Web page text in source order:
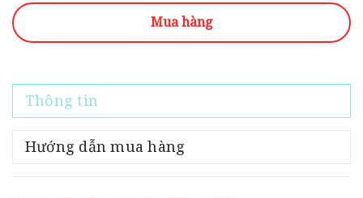
Mua hàng
Thông tin
Hướng dẫn mua hàng